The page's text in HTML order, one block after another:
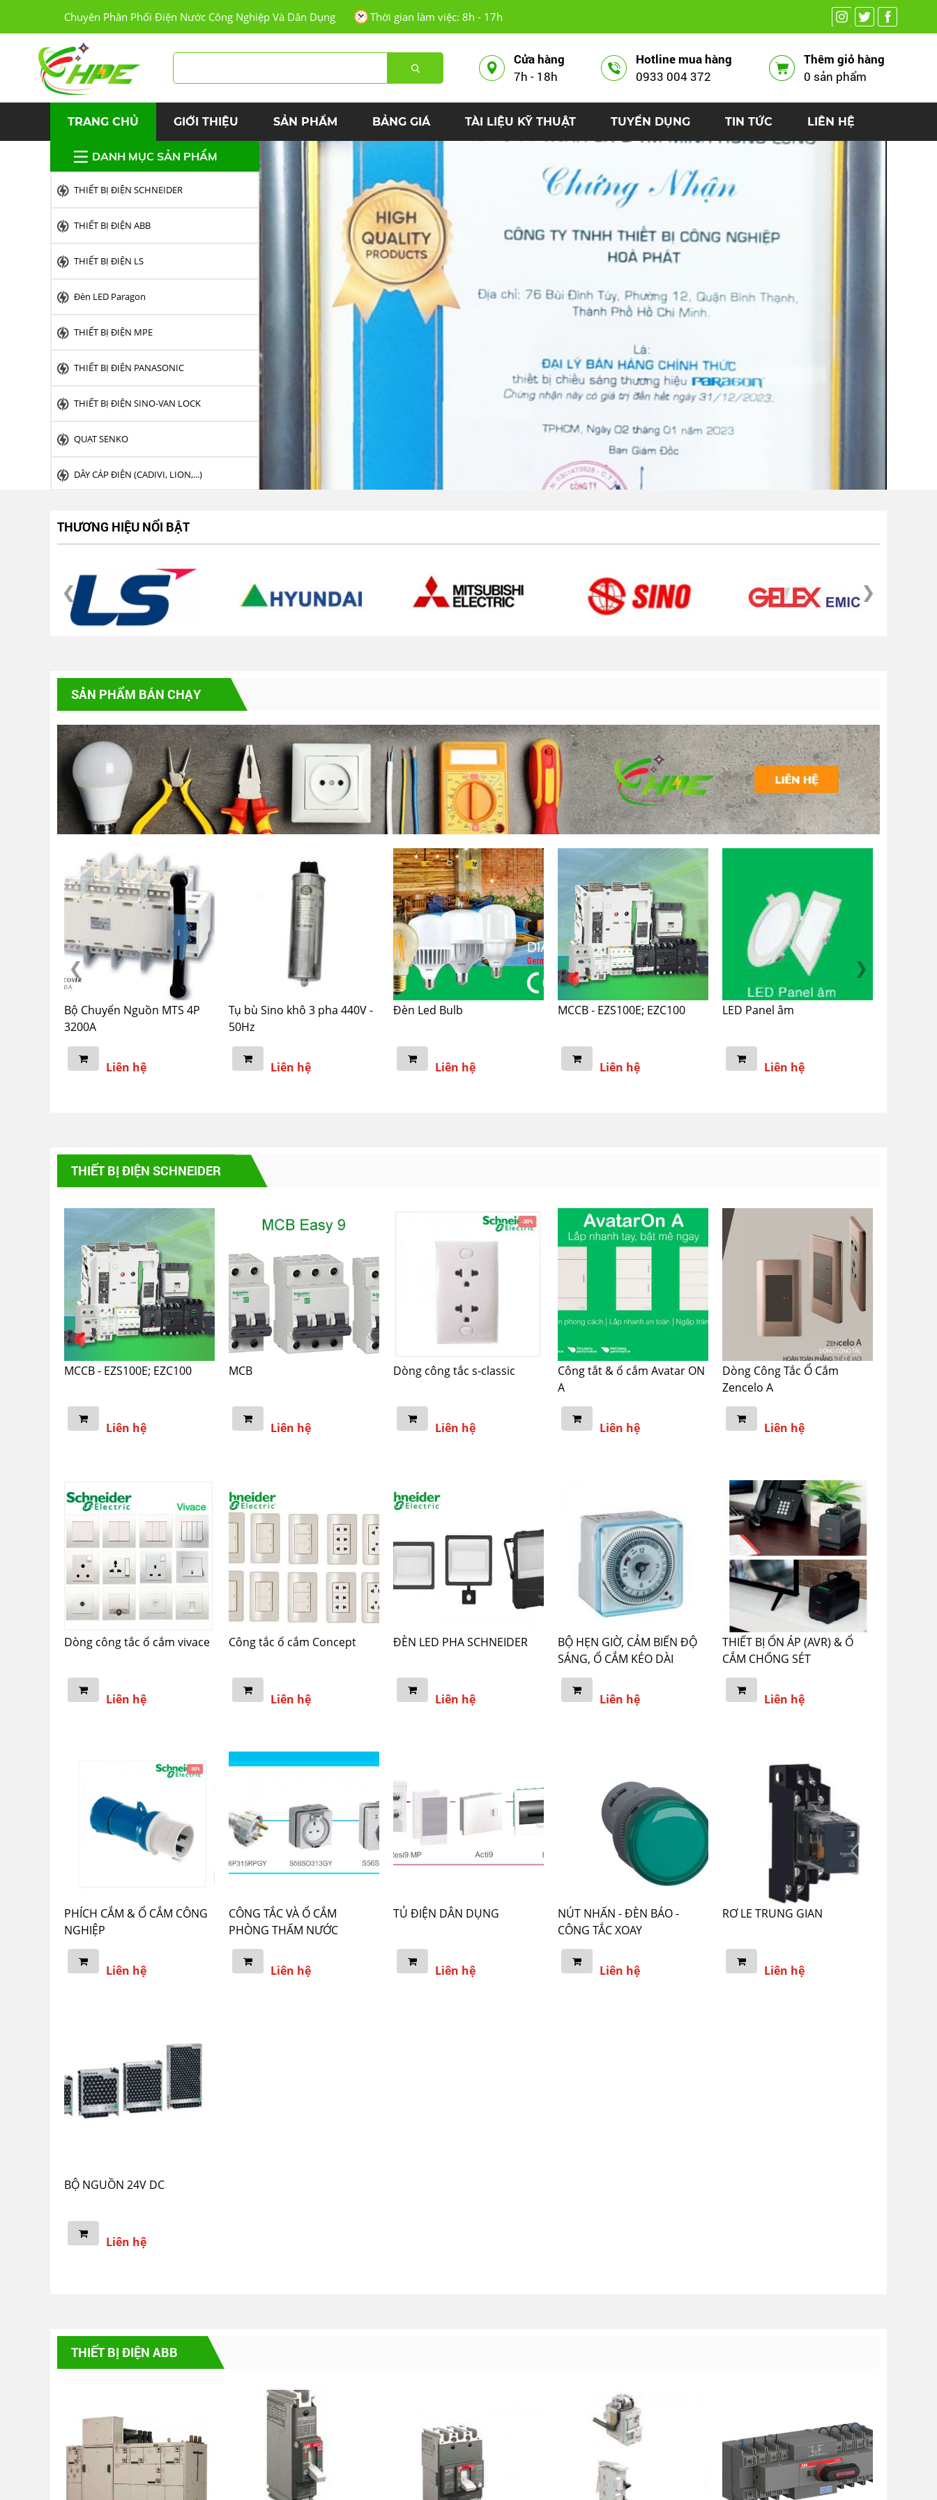
Phat
Electric
Phat
Electric
Phat
Electric
Electric
Chuyên Phân Phối Điện Nước Công Nghiệp Và Dân Dụng Thời gian làm việc: 8h - 17h
Cửa hàng
7h - 18h
Hotline mua hàng
0933 004 372
Thêm giỏ hàng
0 sản phẩm
TRANG CHỦ GIỚI THIỆU SẢN PHẨM BẢNG GIÁ TÀI LIỆU KỸ THUẬT TUYỂN DỤNG TIN TỨC LIÊN HỆ
DANH MỤC SẢN PHẨM
THIẾT BỊ ĐIỆN SCHNEIDER
THIẾT BỊ ĐIỆN ABB
THIẾT BỊ ĐIỆN LS
Đèn LED Paragon
THIẾT BỊ ĐIỆN MPE
THIẾT BỊ ĐIỆN PANASONIC
THIẾT BỊ ĐIỆN SINO-VAN LOCK
QUẠT SENKO
DÂY CÁP ĐIỆN (CADIVI, LION,...)
PHONG,...)
TỤ BÙ (NUINTEK, SAMWHA, EPCOS, ELCO,...)
THIẾT BỊ ĐÓNG CẮT – TỰ ĐỘNG SIEMENS
LOẠI
BỘ CHUYỂN NGUỒN TỰ ĐÔNG ATS & MTS
TỦ ĐIỆN (MBS, DB, TỦ BÙ, ĐIỀU KHIỂN,..)
CẦU CHÌ CÔNG NGHIỆP
THƯƠNG HIỆU NỔI BẬT
SẢN PHẨM BÁN CHẠY
Bộ Chuyển Nguồn MTS 4P
3200A
Liên hệ
Tụ bù Sino khô 3 pha 440V -
50Hz
Liên hệ
Đèn Led Bulb
Liên hệ
MCCB - EZS100E; EZC100
Liên hệ
LED Panel âm
Liên hệ
THIẾT BỊ ĐIỆN SCHNEIDER
MCCB - EZS100E; EZC100
Liên hệ
MCB
Liên hệ
Dòng công tắc s-classic
Liên hệ
Công tắt & ổ cắm Avatar ON
A
Liên hệ
Dòng Công Tắc Ổ Cắm
Zencelo A
Liên hệ
Dòng công tắc ổ cắm vivace
Liên hệ
Công tắc ổ cắm Concept
Liên hệ
ĐÈN LED PHA SCHNEIDER
Liên hệ
BỘ HẸN GIỜ, CẢM BIẾN ĐỘ
SÁNG, Ổ CẮM KÉO DÀI
Liên hệ
THIẾT BỊ ỔN ÁP (AVR) & Ổ
CẮM CHỐNG SÉT
Liên hệ
PHÍCH CẮM & Ổ CẮM CÔNG
NGHIỆP
Liên hệ
CÔNG TẮC VÀ Ổ CẮM
PHÒNG THẤM NƯỚC
Liên hệ
TỦ ĐIỆN DÂN DỤNG
Liên hệ
NÚT NHẤN - ĐÈN BÁO -
CÔNG TẮC XOAY
Liên hệ
RƠ LE TRUNG GIAN
Liên hệ
BỘ NGUỒN 24V DC
Liên hệ
THIẾT BỊ ĐIỆN ABB